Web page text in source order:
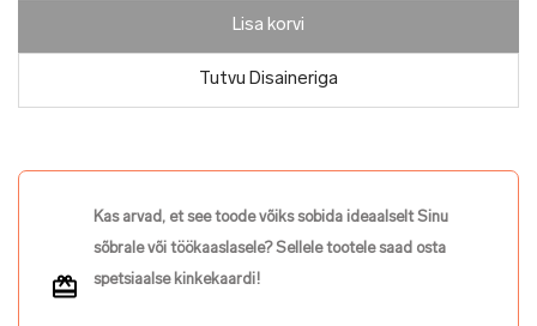
Lisa korvi
Tutvu Disaineriga
Kas arvad, et see toode võiks sobida ideaalselt Sinu
sõbrale või töökaaslasele? Sellele tootele saad osta
spetsiaalse kinkekaardi!